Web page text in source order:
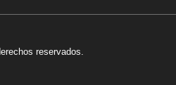
reservados.